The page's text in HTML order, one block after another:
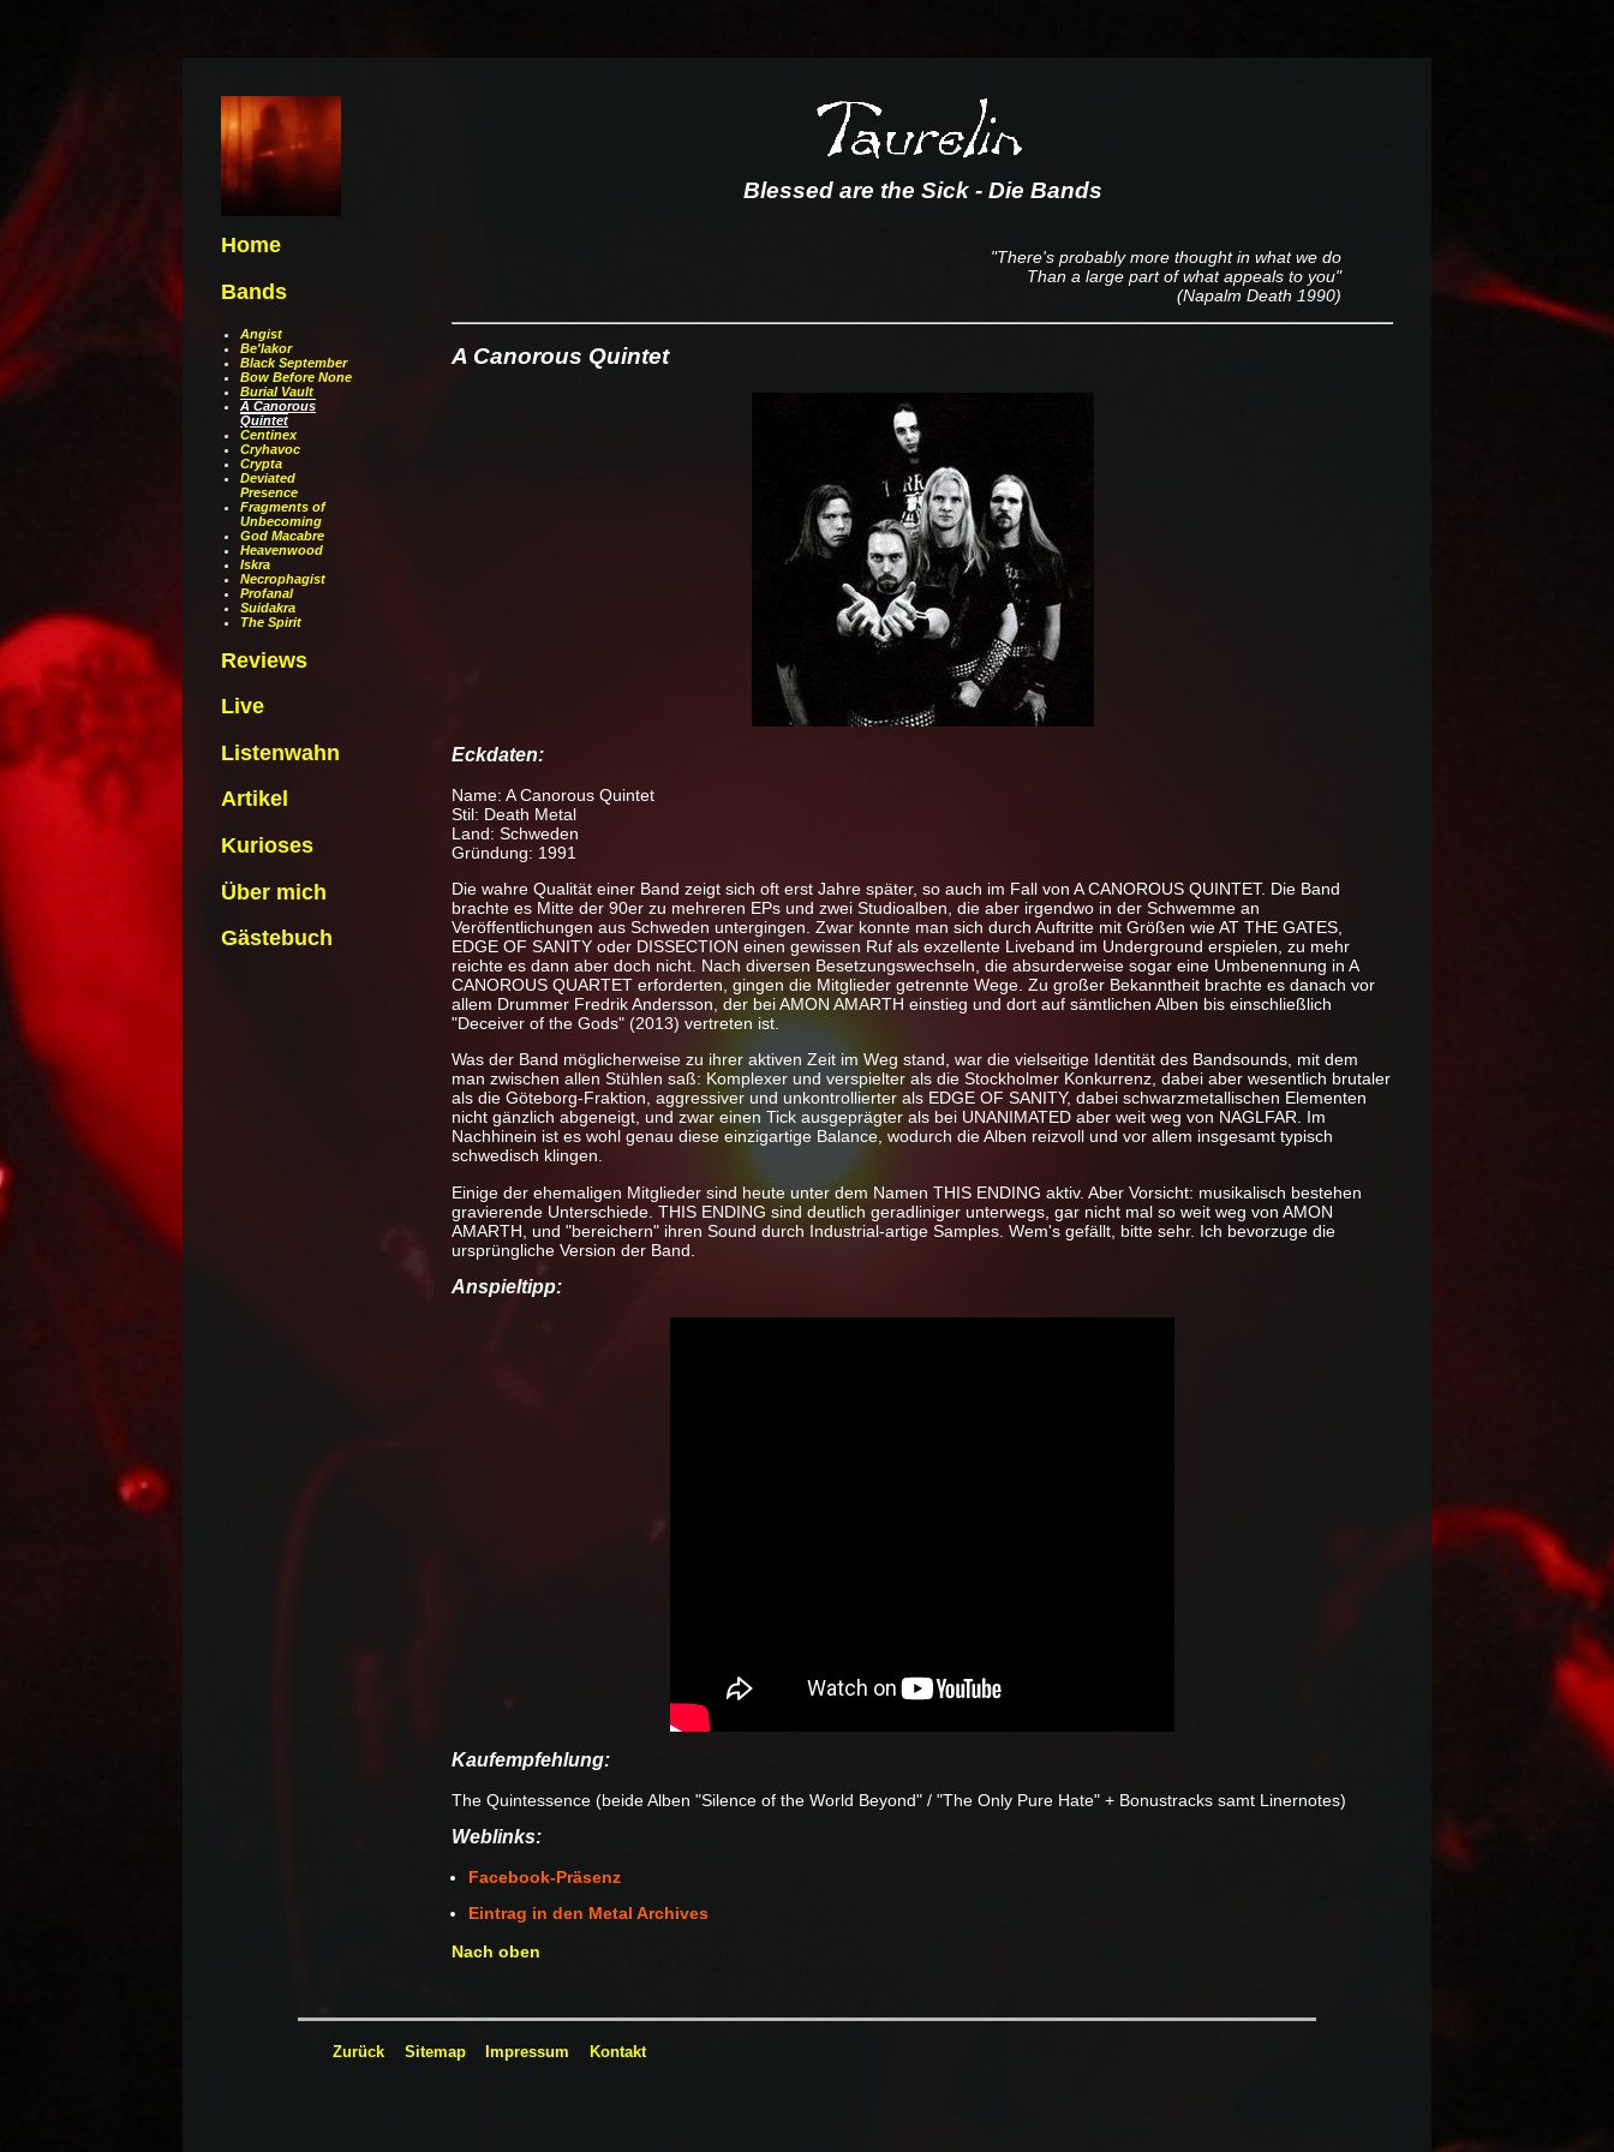
Home
Bands
Angist
Be'lakor
Black September
Bow Before None
Burial Vault
A Canorous
Quintet
Centinex
Cryhavoc
Crypta
Deviated
Presence
Fragments of
Unbecoming
God Macabre
Heavenwood
Iskra
Necrophagist
Profanal
Suidakra
The Spirit
Reviews
Live
Listenwahn
Artikel
Kurioses
Über mich
Gästebuch
Blessed are the Sick - Die Bands
"There's probably more thought in what we do
Than a large part of what appeals to you"
(Napalm Death 1990)
A Canorous Quintet
Eckdaten:
Name: A Canorous Quintet
Stil: Death Metal
Land: Schweden
Gründung: 1991
Die wahre Qualität einer Band zeigt sich oft erst Jahre später, so auch im Fall von A CANOROUS QUINTET. Die Band
brachte es Mitte der 90er zu mehreren EPs und zwei Studioalben, die aber irgendwo in der Schwemme an
Veröffentlichungen aus Schweden untergingen. Zwar konnte man sich durch Auftritte mit Größen wie AT THE GATES,
EDGE OF SANITY oder DISSECTION einen gewissen Ruf als exzellente Liveband im Underground erspielen, zu mehr
reichte es dann aber doch nicht. Nach diversen Besetzungswechseln, die absurderweise sogar eine Umbenennung in A
CANOROUS QUARTET erforderten, gingen die Mitglieder getrennte Wege. Zu großer Bekanntheit brachte es danach vor
allem Drummer Fredrik Andersson, der bei AMON AMARTH einstieg und dort auf sämtlichen Alben bis einschließlich
"Deceiver of the Gods" (2013) vertreten ist.
Was der Band möglicherweise zu ihrer aktiven Zeit im Weg stand, war die vielseitige Identität des Bandsounds, mit dem
man zwischen allen Stühlen saß: Komplexer und verspielter als die Stockholmer Konkurrenz, dabei aber wesentlich brutaler
als die Göteborg-Fraktion, aggressiver und unkontrollierter als EDGE OF SANITY, dabei schwarzmetallischen Elementen
nicht gänzlich abgeneigt, und zwar einen Tick ausgeprägter als bei UNANIMATED aber weit weg von NAGLFAR. Im
Nachhinein ist es wohl genau diese einzigartige Balance, wodurch die Alben reizvoll und vor allem insgesamt typisch
schwedisch klingen.
Einige der ehemaligen Mitglieder sind heute unter dem Namen THIS ENDING aktiv. Aber Vorsicht: musikalisch bestehen
gravierende Unterschiede. THIS ENDING sind deutlich geradliniger unterwegs, gar nicht mal so weit weg von AMON
AMARTH, und "bereichern" ihren Sound durch Industrial-artige Samples. Wem's gefällt, bitte sehr. Ich bevorzuge die
ursprüngliche Version der Band.
Anspieltipp:
Kaufempfehlung:
The Quintessence (beide Alben "Silence of the World Beyond" / "The Only Pure Hate" + Bonustracks samt Linernotes)
Weblinks:
Facebook-Präsenz
Eintrag in den Metal Archives
Nach oben
Zurück Sitemap Impressum Kontakt